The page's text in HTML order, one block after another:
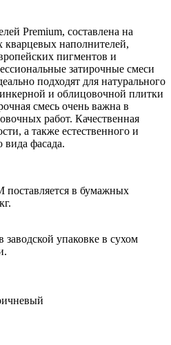
Premium, составлена на
наполнителей,
пигментов и
затирочные смеси
подходят для натурального
и облицовочной плитки
смесь очень важна в
работ. Качественная
а также естественного и
вида фасада.
поставляется в бумажных
упаковке в сухом